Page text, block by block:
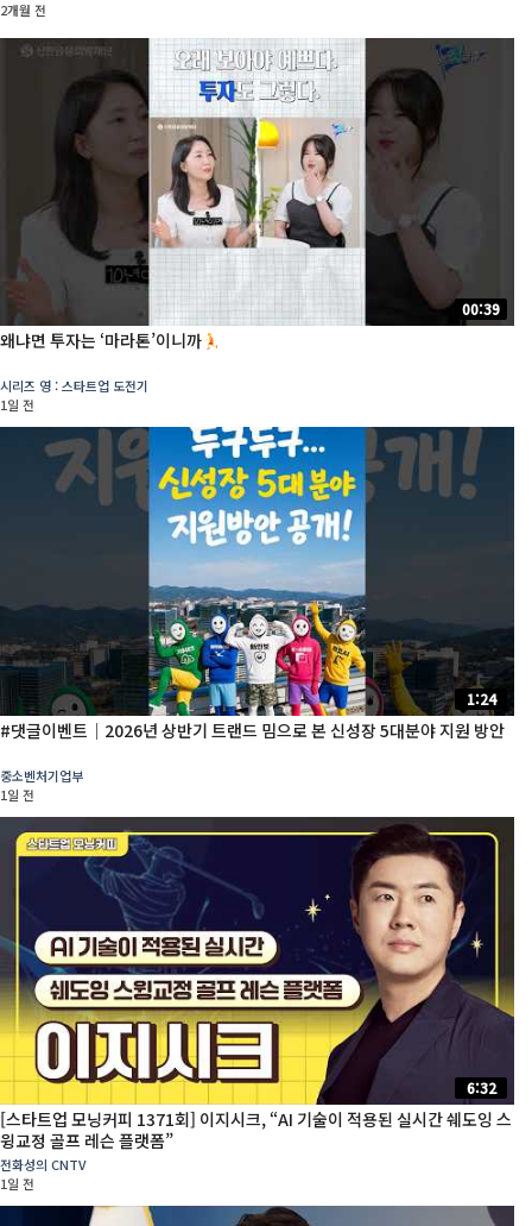
2개월 전
00:39
왜냐면 투자는 ‘마라톤’이니까
시리즈 영 : 스타트업 도전기
1일 전
1:24
#댓글이벤트│2026년 상반기 트랜드 밈으로 본 신성장 5대분야 지원 방안
중소벤처기업부
1일 전
6:32
[스타트업 모닝커피 1371회] 이지시크, “AI 기술이 적용된 실시간 쉐도잉 스
윙교정 골프 레슨 플랫폼”
전화성의 CNTV
1일 전